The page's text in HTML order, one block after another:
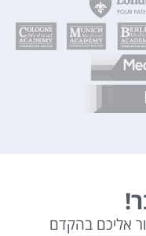
אליכם בהקדם